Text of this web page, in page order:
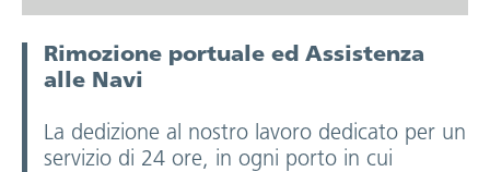
Rimozione portuale ed Assistenza
alle Navi
La dedizione al nostro lavoro dedicato per un
servizio di 24 ore, in ogni porto in cui